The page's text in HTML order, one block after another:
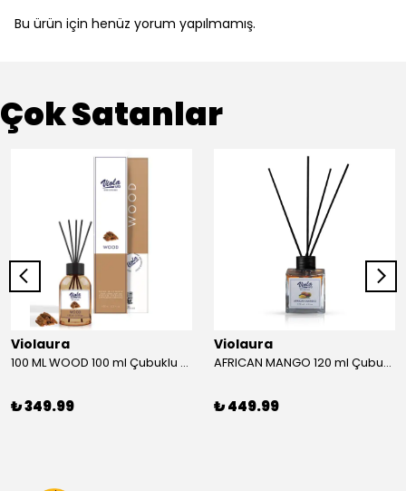
Bu ürün için henüz yorum yapılmamış.
Çok Satanlar
Violaura
100 ML WOOD 100 ml Çubuklu Oda Kokusu
₺ 349.99
Violaura
AFRICAN MANGO 120 ml Çubuklu Oda Kokusu
₺ 449.99